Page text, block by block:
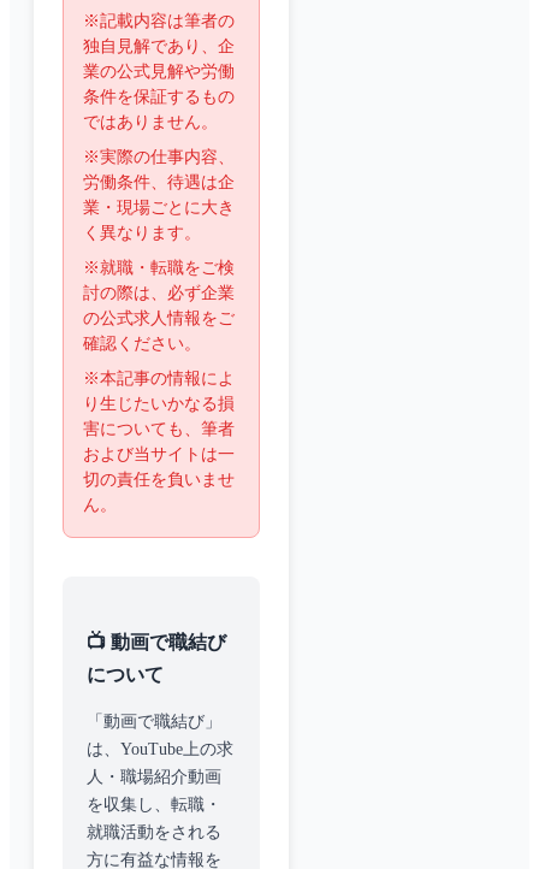
※記載内容は筆者の
独自見解であり、企
業の公式見解や労働
条件を保証するもの
ではありません。
※実際の仕事内容、
労働条件、待遇は企
業・現場ごとに大き
く異なります。
※就職・転職をご検
討の際は、必ず企業
の公式求人情報をご
確認ください。
※本記事の情報によ
り生じたいかなる損
害についても、筆者
および当サイトは一
切の責任を負いませ
ん。
📺 動画で職結び
について
「動画で職結び」
は、YouTube上の求
人・職場紹介動画
を収集し、転職・
就職活動をされる
方に有益な情報を